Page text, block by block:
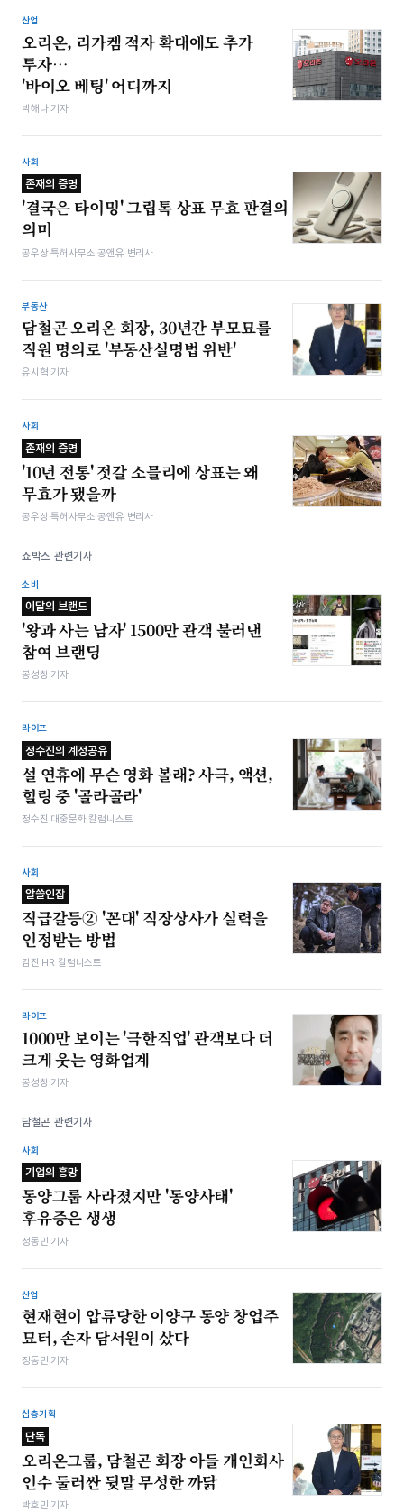
산업
오리온, 리가켐 적자 확대에도 추가
투자…
'바이오 베팅' 어디까지
박해나 기자
사회
존재의 증명
'결국은 타이밍' 그립톡 상표 무효 판결의
의미
공우상 특허사무소 공앤유 변리사
부동산
담철곤 오리온 회장, 30년간 부모묘를
직원 명의로 '부동산실명법 위반'
유시혁 기자
사회
존재의 증명
'10년 전통' 젓갈 소믈리에 상표는 왜
무효가 됐을까
공우상 특허사무소 공앤유 변리사
쇼박스 관련기사
소비
이달의 브랜드
'왕과 사는 남자' 1500만 관객 불러낸
참여 브랜딩
봉성창 기자
라이프
정수진의 계정공유
설 연휴에 무슨 영화 볼래? 사극, 액션,
힐링 중 '골라골라'
정수진 대중문화 칼럼니스트
사회
알쓸인잡
직급갈등② '꼰대' 직장상사가 실력을
인정받는 방법
김진 HR 칼럼니스트
라이프
1000만 보이는 '극한직업' 관객보다 더
크게 웃는 영화업계
봉성창 기자
담철곤 관련기사
사회
기업의 흥망
동양그룹 사라졌지만 '동양사태'
후유증은 생생
정동민 기자
산업
현재현이 압류당한 이양구 동양 창업주
묘터, 손자 담서원이 샀다
정동민 기자
심층기획
단독
오리온그룹, 담철곤 회장 아들 개인회사
인수 둘러싼 뒷말 무성한 까닭
박호민 기자